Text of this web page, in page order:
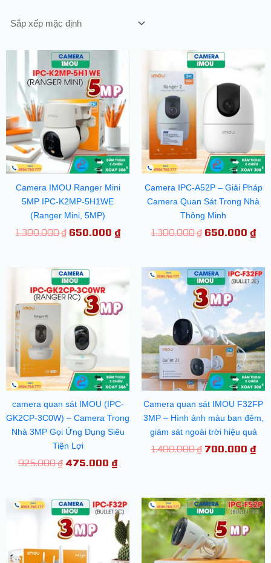
Camera IMOU Ranger Mini
5MP IPC-K2MP-5H1WE
(Ranger Mini, 5MP)
1.300.000₫
Giá
gốc
là:
1.300.000 ₫.
650.000 ₫
là:
650.000 ₫.
Camera IPC-A52P – Giải Pháp
Camera Quan Sát Trong Nhà
Thông Minh
1.300.000₫
Giá
gốc
1.300.000 ₫.
650.000 ₫
camera quan sát IMOU (IPC-
GK2CP-3C0W) – Camera Trong
Nhà 3MP Gọi Ứng Dụng Siêu
Tiện Lợi
925.000₫
Giá
gốc
là:
925.000 ₫.
475.000 ₫
hiện
là:
475.000 ₫.
Camera quan sát IMOU F32FP
3MP – Hình ảnh màu ban đêm,
giám sát ngoài trời hiệu quả
1.400.000₫
Giá
gốc
là:
1.400.000 ₫.
700.000 ₫
Giá
gốc
là:
1.225.000 ₫.
Giá
hiện
tại
là:
620.000 ₫.
Giá
gốc
là:
1.475.000 ₫.
Giá
tại
là: